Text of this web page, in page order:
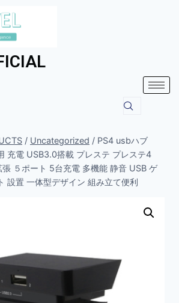
/ Uncategorized / PS4 usbハブ
充電 USB3.0搭載 プレステ プレステ4
５ポート 5台充電 多機能 静音 USB ゲ
設置 一体型デザイン 組み立て便利